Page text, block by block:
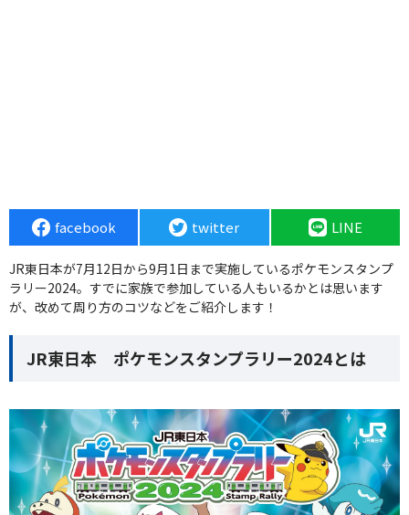
facebook twitter LINE
JR東日本が7月12日から9月1日まで実施しているポケモンスタンプ
ラリー2024。すでに家族で参加している人もいるかとは思います
が、改めて周り方のコツなどをご紹介します！
JR東日本 ポケモンスタンプラリー2024とは